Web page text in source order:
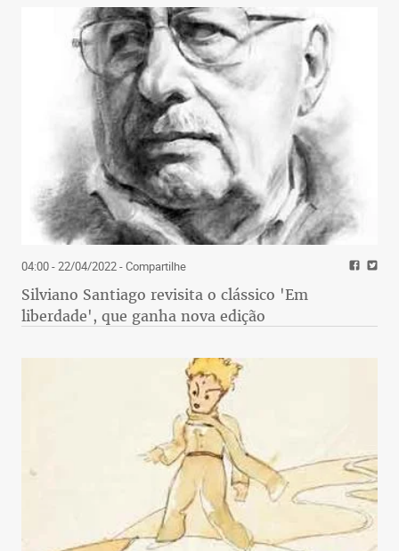
04:00 - 22/04/2022- Compartilhe
Silviano Santiago revisita o clássico 'Em
liberdade', que ganha nova edição